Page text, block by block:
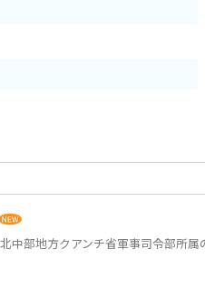
部地方クアンチ省軍事司令部所属